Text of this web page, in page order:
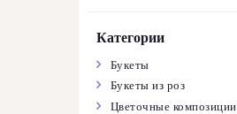
Категории
Букеты
Букеты из роз
Цветочные композиции